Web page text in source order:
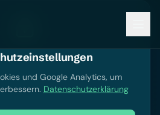
und Google Analytics, um
Datenschutzerklärung